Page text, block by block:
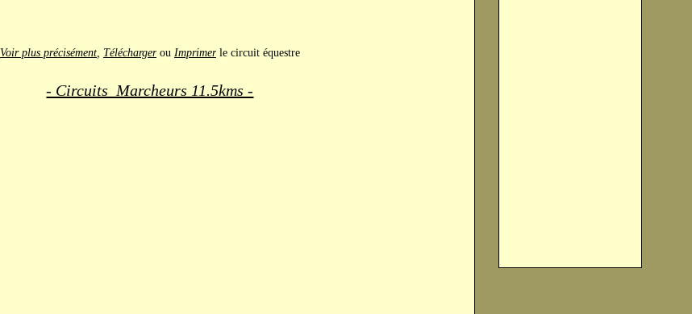
Voir plus précisément, Téléchargerou Imprimerle circuit équestre
- Circuits Marcheurs 11.5kms -